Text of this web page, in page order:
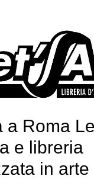
Roma
e libreria
in arte